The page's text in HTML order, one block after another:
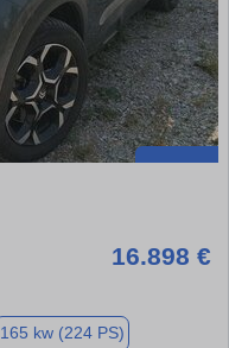
16.898 €
165 kw (224 PS)